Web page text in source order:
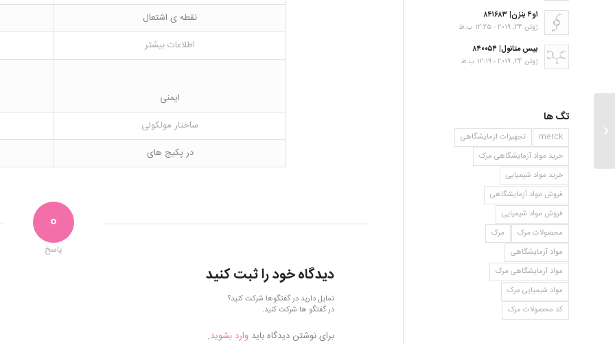
نقطه ی اشتعال
اطلاعات بیشتر
ایمنی
ساختار مولکولی
در پکیج های
0
پاسخ
دیدگاه خود را ثبت کنید
تمایل دارید در گفتگوها شرکت کنید؟
در گفتگو ها شرکت کنید.
برای نوشتن دیدگاه باید وارد بشوید.
۱و۴ بنزن| ۸۴۱۶۸۳
ژوئن 24, 2019 - 12:25 ب.ظ
بیس متانول| ۸۴۰۰۵۴
ژوئن 24, 2019 - 12:19 ب.ظ
تگ ها
merck
تجهیزات ازمایشگاهی
خرید مواد آزمایشگاهی مرک
خرید مواد شیمیایی
فروش مواد آزمایشگاهی
فروش مواد شیمیایی
محصولات مرک
مرک
مواد آزمایشگاهی
مواد آزمایشگاهی مرک
مواد شیمیایی مرک
کد محصولات مرک